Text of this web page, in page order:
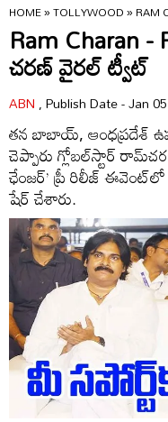
HOME»TOLLYWOOD»RAM
Ram Charan
చరణ్ వైరల్ ట్వీట్
ABN, Publish Date - Jan
తన బాబాయ్‌, ఆంధప్రదేశ్‌
చెప్పారు గ్లోబల్‌స్టార్‌
ఛేంజర్‌’ ప్రీ రిలీజ్‌
షేర్‌ చేశారు.